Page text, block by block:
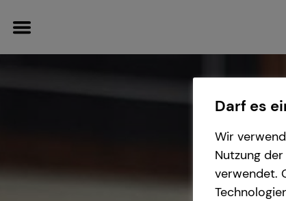
Über tecis
Kundenportal
Videoberatung
Karrierechancen
Darf es
Wir
Nutzung
verwendet.